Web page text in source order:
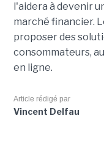
l'aidera à devenir
marché financier.
proposer des
consommateurs,
en ligne.
Article rédigé par
Vincent Delfau